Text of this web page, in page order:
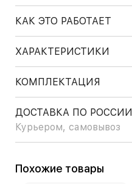
КАК ЭТО РАБОТАЕТ
ХАРАКТЕРИСТИКИ
КОМПЛЕКТАЦИЯ
ДОСТАВКА ПО РОССИИ
Курьером, самовывоз
Похожие товары